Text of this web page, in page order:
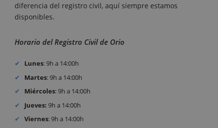
diferencia del registro civil, aquí siempre estamos
disponibles.
Horario del Registro Civil de Orio
Lunes: 9h a 14:00h
Martes: 9h a 14:00h
Miércoles: 9h a 14:00h
Jueves: 9h a 14:00h
Viernes: 9h a 14:00h